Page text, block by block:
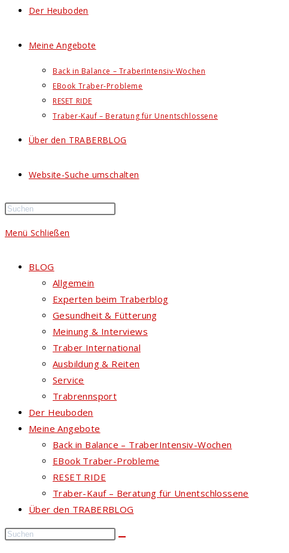
Der Heuboden
Meine Angebote
Back in Balance – TraberIntensiv-Wochen
EBook Traber-Probleme
RESET RIDE
Traber-Kauf – Beratung für Unentschlossene
Über den TRABERBLOG
Website-Suche umschalten
Menü Schließen
BLOG
Allgemein
Experten beim Traberblog
Gesundheit & Fütterung
Meinung & Interviews
Traber International
Ausbildung & Reiten
Service
Trabrennsport
Der Heuboden
Meine Angebote
Back in Balance – TraberIntensiv-Wochen
EBook Traber-Probleme
RESET RIDE
Traber-Kauf – Beratung für Unentschlossene
Über den TRABERBLOG